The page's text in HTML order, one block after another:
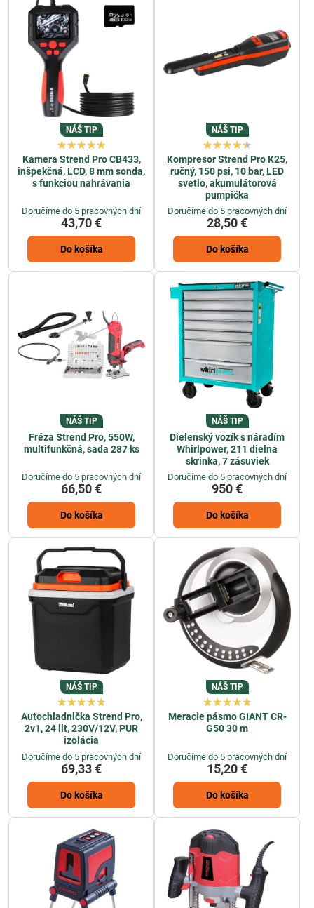
NÁŠ TIP
Kamera Strend Pro CB433,
inšpekčná, LCD, 8 mm sonda,
s funkciou nahrávania
Doručíme do 5 pracovných dní
43,70 €
Do košíka
NÁŠ TIP
Kompresor Strend Pro K25,
ručný, 150 psi, 10 bar, LED
svetlo, akumulátorová
pumpička
Doručíme do 5 pracovných dní
28,50 €
Do košíka
NÁŠ TIP
Fréza Strend Pro, 550W,
multifunkčná, sada 287 ks
Doručíme do 5 pracovných dní
66,50 €
Do košíka
NÁŠ TIP
Dielenský vozík s náradím
Whirlpower, 211 dielna
skrinka, 7 zásuviek
Doručíme do 5 pracovných dní
950 €
Do košíka
NÁŠ TIP
Autochladnička Strend Pro,
2v1, 24 lit, 230V/12V, PUR
izolácia
Doručíme do 5 pracovných dní
69,33 €
Do košíka
NÁŠ TIP
Meracie pásmo GIANT CR-
G50 30 m
Doručíme do 5 pracovných dní
15,20 €
Do košíka